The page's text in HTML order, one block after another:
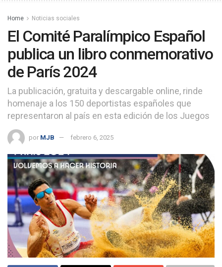
Home Noticias sociales
El Comité Paralímpico Español
publica un libro conmemorativo
de París 2024
La publicación, gratuita y descargable online, rinde
homenaje a los 150 deportistas españoles que
representaron al país en esta edición de los Juegos
por MJB febrero 6, 2025